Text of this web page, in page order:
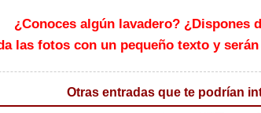
¿Conoces algún lavadero? ¿Dispones
las fotos con un pequeño texto y
Otras entradas que te podrían